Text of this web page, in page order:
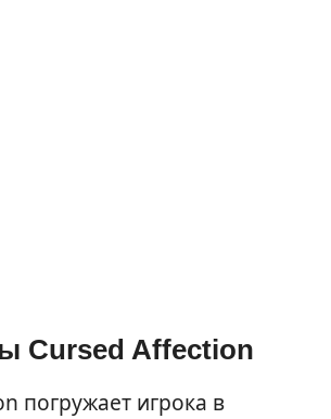
Cursed Affection
погружает игрока в